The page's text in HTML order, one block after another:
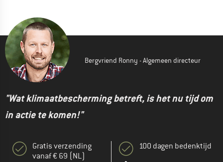
Bergvriend Ronny - Algemeen directeur
"Wat klimaatbescherming betreft, is het nu tijd om
in actie te komen!"
Gratis verzending
vanaf € 69 (NL)
100 dagen bedenktijd